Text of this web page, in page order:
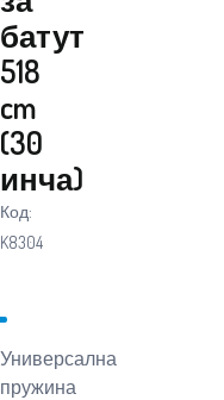
батут
518
cm
(30
инча)
Код:
K8304
Универсална
пружина